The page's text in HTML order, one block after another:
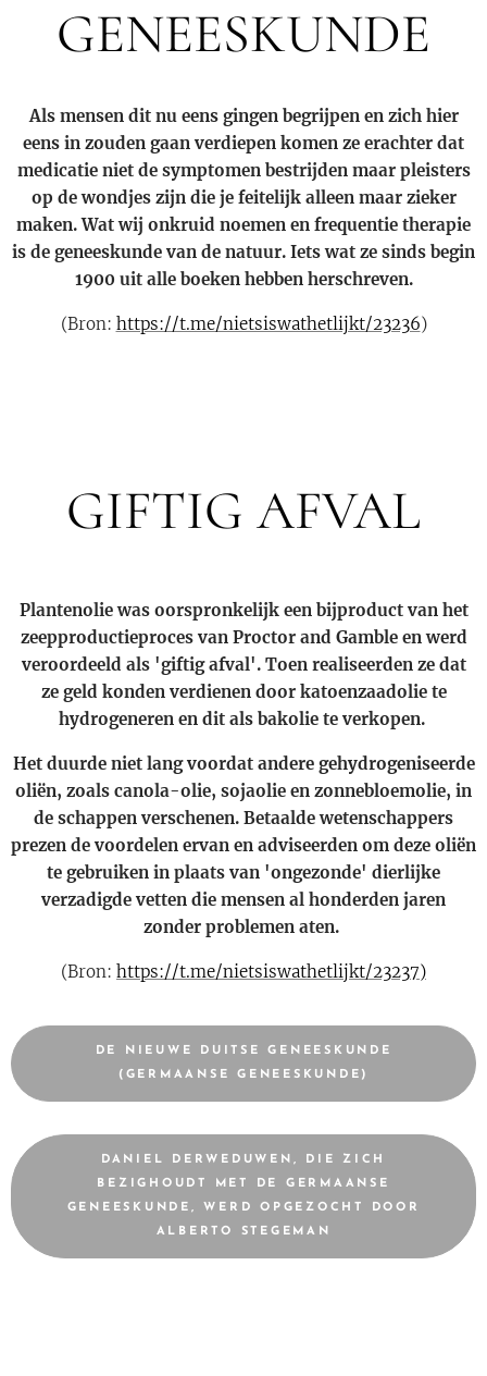
GENEESKUNDE
Als mensen dit nu eens gingen begrijpen en zich hier
eens in zouden gaan verdiepen komen ze erachter dat
medicatie niet de symptomen bestrijden maar pleisters
op de wondjes zijn die je feitelijk alleen maar zieker
maken. Wat wij onkruid noemen en frequentie therapie
is de geneeskunde van de natuur. Iets wat ze sinds begin
1900 uit alle boeken hebben herschreven.
(Bron: https://t.me/nietsiswathetlijkt/23236)
GIFTIG AFVAL
Plantenolie was oorspronkelijk een bijproduct van het
zeepproductieproces van Proctor and Gamble en werd
veroordeeld als 'giftig afval'. Toen realiseerden ze dat
ze geld konden verdienen door katoenzaadolie te
hydrogeneren en dit als bakolie te verkopen.
Het duurde niet lang voordat andere gehydrogeniseerde
oliën, zoals canola-olie, sojaolie en zonnebloemolie, in
de schappen verschenen. Betaalde wetenschappers
prezen de voordelen ervan en adviseerden om deze oliën
te gebruiken in plaats van 'ongezonde' dierlijke
verzadigde vetten die mensen al honderden jaren
zonder problemen aten.
(Bron: https://t.me/nietsiswathetlijkt/23237)
DE NIEUWE DUITSE GENEESKUNDE
(GERMAANSE GENEESKUNDE)
DANIEL DERWEDUWEN, DIE ZICH
BEZIGHOUDT MET DE GERMAANSE
GENEESKUNDE, WERD OPGEZOCHT DOOR
ALBERTO STEGEMAN